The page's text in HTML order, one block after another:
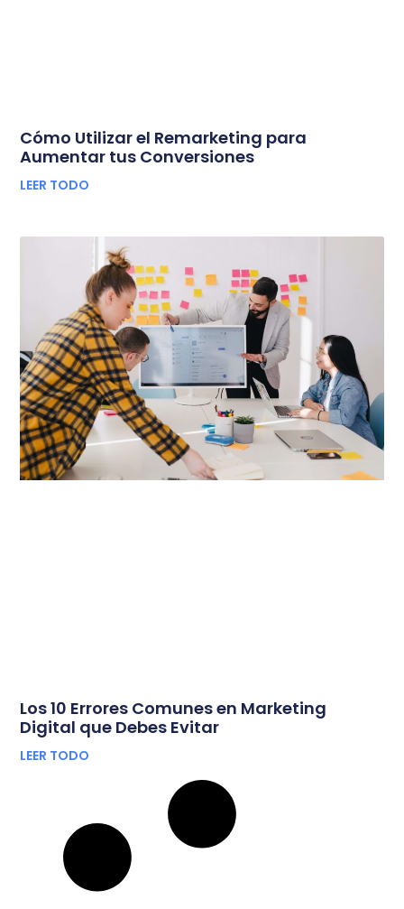
Cómo Utilizar el Remarketing para
Aumentar tus Conversiones
LEER TODO
Los 10 Errores Comunes en Marketing
Digital que Debes Evitar
LEER TODO